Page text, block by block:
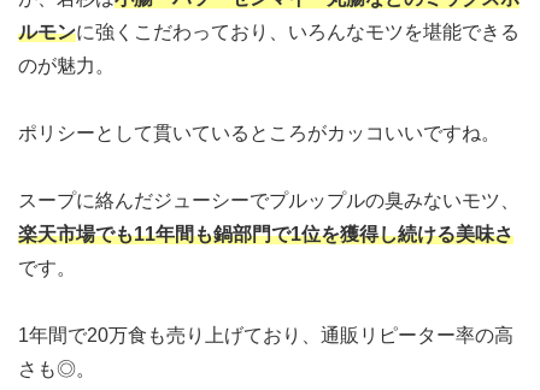
ルモンに強くこだわっており、いろんなモツを堪能できる
のが魅力。
ポリシーとして貫いているところがカッコいいですね。
スープに絡んだジューシーでプルップルの臭みないモツ、
楽天市場でも11年間も鍋部門で1位を獲得し続ける美味さ
です。
1年間で20万食も売り上げており、通販リピーター率の高
さも◎。